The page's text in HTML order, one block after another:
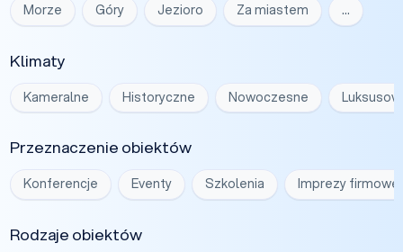
Morze Góry Jezioro Za miastem …
Klimaty
Kameralne Historyczne Nowoczesne
Przeznaczenie obiektów
Konferencje Eventy Szkolenia Imprezy firmowe
Rodzaje obiektów